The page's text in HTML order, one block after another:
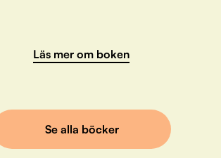
Läs mer om boken
Se alla böcker